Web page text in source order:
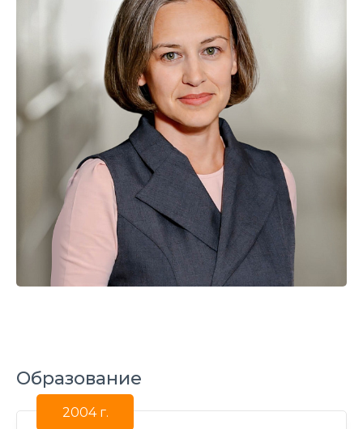
Образование
2004 г.